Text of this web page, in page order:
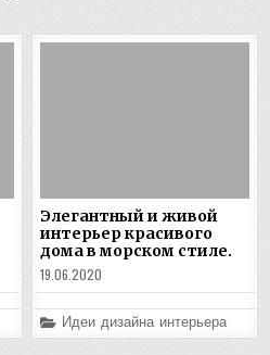
Элегантный и живой
интерьер красивого
дома в морском стиле.
19.06.2020
Posted
in
Идеи дизайна интерьера